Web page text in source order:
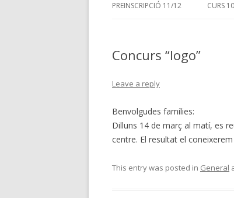
PREINSCRIPCIÓ 11/12 CURS
Concurs “logo”
Leave a reply
Benvolgudes famílies:
Dilluns 14 de març al matí, es
centre. El resultat el
This entry was posted in General